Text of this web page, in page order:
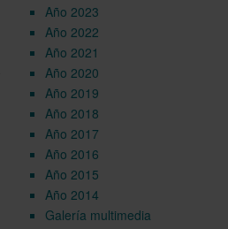
Año 2023
Año 2022
Año 2021
Año 2020
Año 2019
Año 2018
Año 2017
Año 2016
Año 2015
Año 2014
Galería multimedia